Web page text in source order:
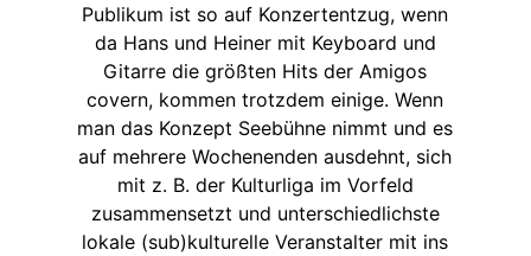
Publikum ist so auf Konzertentzug, wenn
da Hans und Heiner mit Keyboard und
Gitarre die größten Hits der Amigos
covern, kommen trotzdem einige. Wenn
man das Konzept Seebühne nimmt und es
auf mehrere Wochenenden ausdehnt, sich
mit z. B. der Kulturliga im Vorfeld
zusammensetzt und unterschiedlichste
lokale (sub)kulturelle Veranstalter mit ins